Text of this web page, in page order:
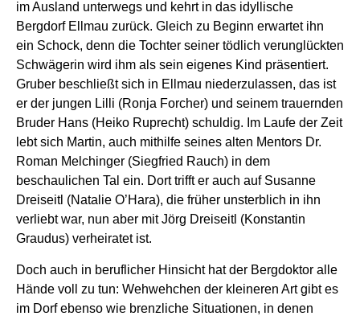
im Ausland unterwegs und kehrt in das idyllische
Bergdorf Ellmau zurück. Gleich zu Beginn erwartet ihn
ein Schock, denn die Tochter seiner tödlich verunglückten
Schwägerin wird ihm als sein eigenes Kind präsentiert.
Gruber beschließt sich in Ellmau niederzulassen, das ist
er der jungen Lilli (Ronja Forcher) und seinem trauernden
Bruder Hans (Heiko Ruprecht) schuldig. Im Laufe der Zeit
lebt sich Martin, auch mithilfe seines alten Mentors Dr.
Roman Melchinger (Siegfried Rauch) in dem
beschaulichen Tal ein. Dort trifft er auch auf Susanne
Dreiseitl (Natalie O’Hara), die früher unsterblich in ihn
verliebt war, nun aber mit Jörg Dreiseitl (Konstantin
Graudus) verheiratet ist.
Doch auch in beruflicher Hinsicht hat der Bergdoktor alle
Hände voll zu tun: Wehwehchen der kleineren Art gibt es
im Dorf ebenso wie brenzliche Situationen, in denen